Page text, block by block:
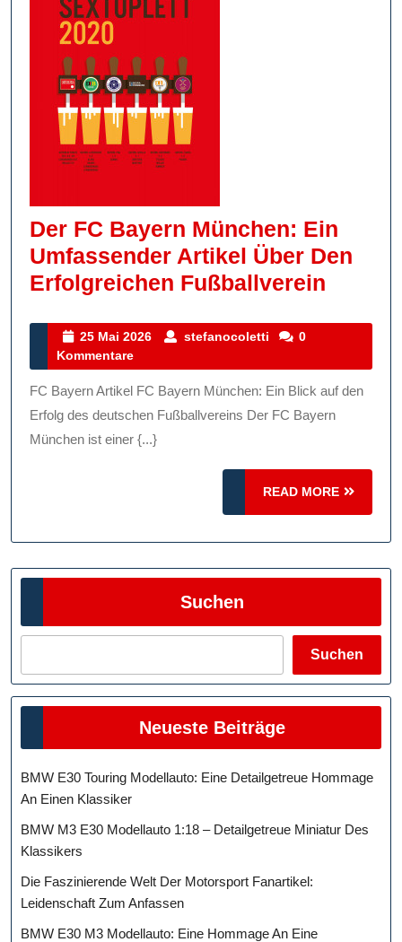
Der FC Bayern München: Ein
Umfassender Artikel Über Den
Erfolgreichen Fußballverein
Ein
Über
Den
25 Mai 2026
25
2026
stefanocoletti stefanocoletti
0
Kommentare
FC Bayern Artikel FC Bayern München: Ein Blick auf den
Erfolg des deutschen Fußballvereins Der FC Bayern
München ist einer {...}
READ MORE
READ
MORE
Suchen
Suchen
Neueste Beiträge
BMW E30 Touring Modellauto: Eine Detailgetreue Hommage
An Einen Klassiker
BMW M3 E30 Modellauto 1:18 – Detailgetreue Miniatur Des
Klassikers
Die Faszinierende Welt Der Motorsport Fanartikel:
Leidenschaft Zum Anfassen
BMW E30 M3 Modellauto: Eine Hommage An Eine